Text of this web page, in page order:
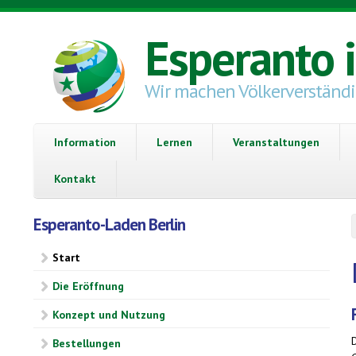
Direkt zum Inhalt
Esperanto
Wir machen
Information Lernen Veranstaltungen
Kontakt
Esperanto-Laden Berlin
Start
Die Eröffnung
Konzept und Nutzung
Bestellungen